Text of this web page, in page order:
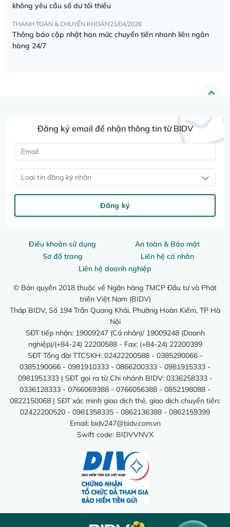
không yêu cầu số dư tối thiểu
THANH TOÁN & CHUYỂN KHOẢN 21/04/2026
Thông báo cập nhật hạn mức chuyển tiền nhanh liên ngân
hàng 24/7
Điều khoản sử dụng
An toàn & Bảo mật
Sơ đồ trang
Liên hệ cá nhân
Liên hệ doanh nghiệp
© Bản quyền 2018 thuộc về Ngân hàng TMCP Đầu tư và Phát
triển Việt Nam (BIDV)
Tháp BIDV, Số 194 Trần Quang Khải, Phường Hoàn Kiếm, TP Hà
Nội
SĐT tiếp nhận: 19009247 (Cá nhân)/ 19009248 (Doanh
nghiệp)/(+84-24) 22200588 - Fax: (+84-24) 22200399
SĐT Tổng đài TTCSKH: 02422200588 - 0385290066 -
0385190066 - 0981910333 - 0866200333 - 0981915333 -
0981951333 | SĐT gọi ra từ Chi nhánh BIDV: 0336258333 -
0336128333 - 0766069388 - 0766056388 - 0852198088 -
0822150068 | SĐT xác minh giao dịch thẻ, giao dịch chuyển tiền:
02422200520 - 0981358335 - 0862136388 - 0862159399
Email: bidv247@bidv.com.vn
Swift code: BIDVVNVX
Đăng ký email để nhận thông tin từ BIDV
Loại tin đăng ký nhận
Đăng ký